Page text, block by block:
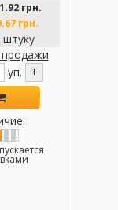
грн.
грн.
штуку
уп. +